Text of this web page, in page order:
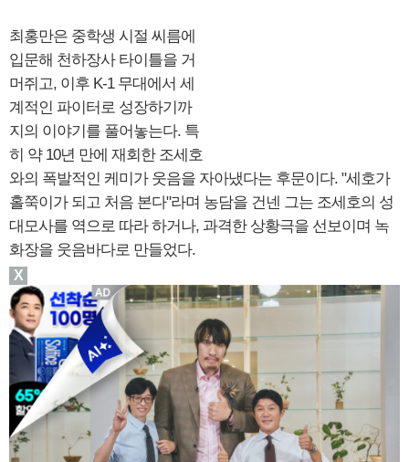
최홍만은 중학생 시절 씨름에
입문해 천하장사 타이틀을 거
머쥐고, 이후 K-1 무대에서 세
계적인 파이터로 성장하기까
지의 이야기를 풀어놓는다. 특
히 약 10년 만에 재회한 조세호
와의 폭발적인 케미가 웃음을 자아냈다는 후문이다. "세호가
홀쭉이가 되고 처음 본다"라며 농담을 건넨 그는 조세호의 성
대모사를 역으로 따라 하거나, 과격한 상황극을 선보이며 녹
화장을 웃음바다로 만들었다.
X